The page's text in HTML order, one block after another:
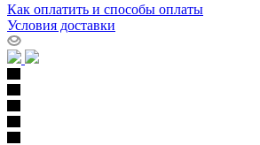
Как оплатить и способы оплаты
Условия доставки